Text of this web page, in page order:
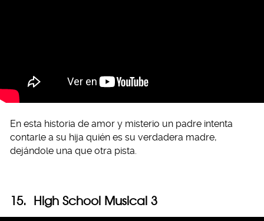
En esta historia de amor y misterio un padre intenta
contarle a su hija quién es su verdadera madre,
dejándole una que otra pista.
15. High School Musical 3